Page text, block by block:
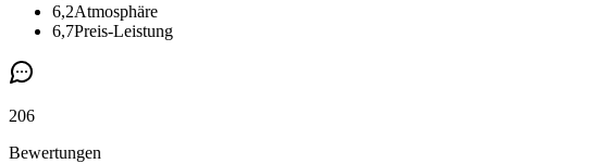
6,2Atmosphäre
6,7Preis-Leistung
206
Bewertungen